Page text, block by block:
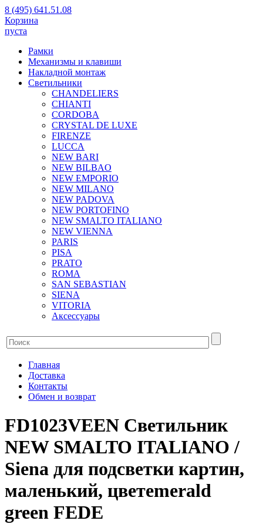
8 (495) 641.51.08
Корзина
пуста
Рамки
Механизмы и клавиши
Накладной монтаж
Светильники
CHANDELIERS
CHIANTI
CORDOBA
CRYSTAL DE LUXE
FIRENZE
LUCCA
NEW BARI
NEW BILBAO
NEW EMPORIO
NEW MILANO
NEW PADOVA
NEW PORTOFINO
NEW SMALTO ITALIANO
NEW VIENNA
PARIS
PISA
PRATO
ROMA
SAN SEBASTIAN
SIENA
VITORIA
Аксессуары
Главная
Доставка
Контакты
Обмен и возврат
FD1023VEEN Светильник
NEW SMALTO ITALIANO /
Siena для подсветки картин,
маленький, цветemerald
green FEDE